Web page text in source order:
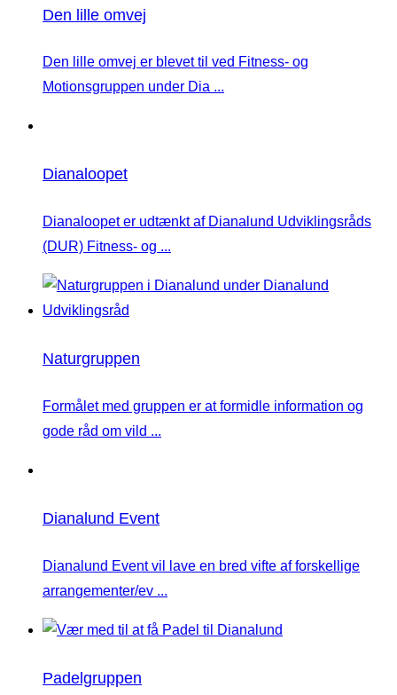
Den lille omvej
Den lille omvej er blevet til ved Fitness- og
Motionsgruppen under Dia ...
Dianaloopet
Dianaloopet er udtænkt af Dianalund Udviklingsråds
(DUR) Fitness- og ...
Naturgruppen
Formålet med gruppen er at formidle information og
gode råd om vild ...
Dianalund Event
Dianalund Event vil lave en bred vifte af forskellige
arrangementer/ev ...
Padelgruppen